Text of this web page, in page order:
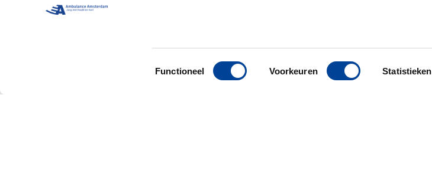
Toestemmingsselectie
Functioneel Voorkeuren Statistieken